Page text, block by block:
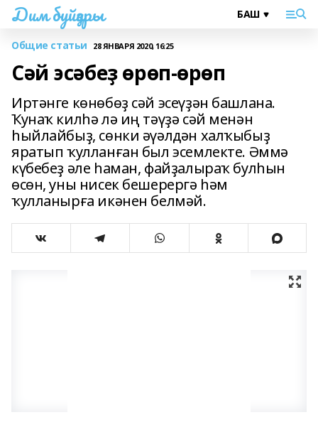
Дим буйҙары
Общие статьи 28 ЯНВАРЯ 2020, 16:25
Сәй эсәбеҙ өрөп-өрөп
Иртәнге көнөбөҙ сәй эсеүҙән башлана.
Ҡунаҡ килһә лә иң тәүҙә сәй менән
һыйлайбыҙ, сөнки әүәлдән халҡыбыҙ
яратып ҡулланған был эсемлекте. Әммә
күбебеҙ әле һаман, файҙалыраҡ булһын
өсөн, уны нисек бешерергә һәм
ҡулланырға икәнен белмәй.